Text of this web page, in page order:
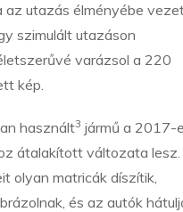
utazás élményébe
szimulált utazáson
varázsol a 220
kép.
használt3 jármű a 2017-
átalakított változata lesz.
olyan matricák díszítik,
és az autók